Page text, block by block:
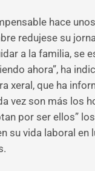
hace
redujese su
a la familia, se
ahora”, ha
xeral, que ha
vez son más los
por ser ellos”
su vida laboral en